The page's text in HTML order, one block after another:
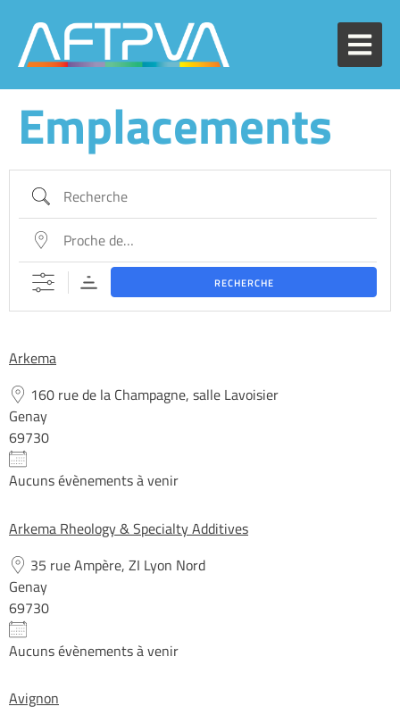
Emplacements
RECHERCHE
Arkema
160 rue de la Champagne, salle Lavoisier
Genay
69730
Aucuns évènements à venir
Arkema Rheology & Specialty Additives
35 rue Ampère, ZI Lyon Nord
Genay
69730
Aucuns évènements à venir
Avignon